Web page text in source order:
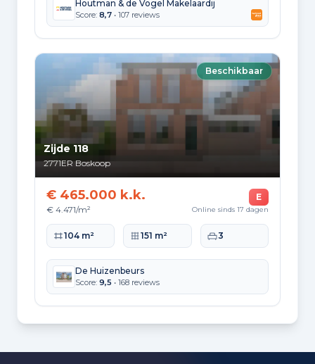
Hoekwoning
Gas: 900 • Elektriciteit: 2.650
Gas: 660 • Elektriciteit: 1.940
Gas: 960 • Elektriciteit: 3.070
Appartement
Gas: 570 • Elektriciteit: 1.910
Tussenwoning
Gas: 770 • Elektriciteit: 2.430
Vrijstaande woning
Twee-onder-één-kap woning
Gas: 1.030 • Elektriciteit: 3.340
Houtman & de Vogel Makelaardij
Score: 8,7 • 107 reviews
Beschikbaar
Zijde 118
2771ER Boskoop
€ 465.000 k.k.
€ 4.471/m²
E
Online sinds 17 dagen
Woonoppervlakte
104 m² Perceeloppervlakte
151 m² Slaapkamers
3
De Huizenbeurs
Score: 9,5 • 168 reviews